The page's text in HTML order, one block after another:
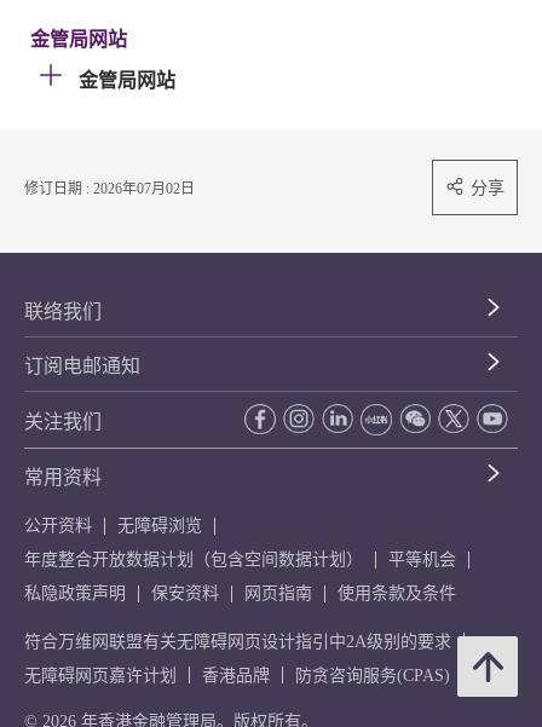
金管局网站
金管局网站
修订日期 : 2026年07月02日 分享
联络我们
订阅电邮通知
关注我们
常用资料
公开资料
无障碍浏览
年度整合开放数据计划（包含空间数据计划）
平等机会
私隐政策声明
保安资料 网页指南 使用条款及条件
符合万维网联盟有关无障碍网页设计指引中2A级别的要求
无障碍网页嘉许计划
香港品牌 防贪咨询服务(CPAS)
© 2026 年香港金融管理局。版权所有。